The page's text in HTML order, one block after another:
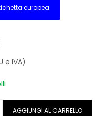
europea
e IVA)
AGGIUNGI AL CARRELLO